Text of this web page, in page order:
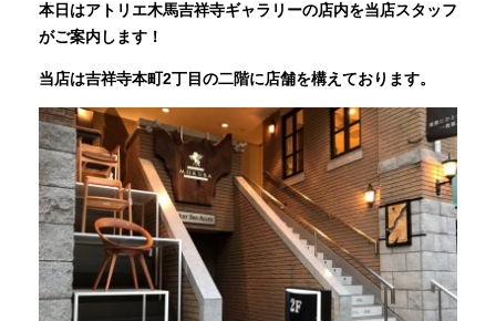
よくあるご質問
お問い合わせ
本日はアトリエ木馬吉祥寺ギャラリーの店内を当店スタッフ
がご案内します！
当店は吉祥寺本町2丁目の二階に店舗を構えております。